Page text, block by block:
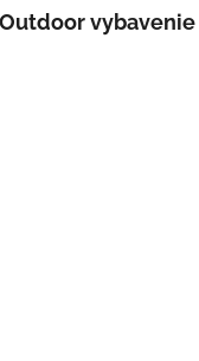
Outdoor vybavenie